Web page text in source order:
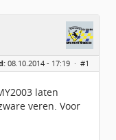
08.10.2014 - 17:19 · #1
laten
veren. Voor